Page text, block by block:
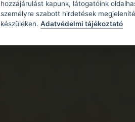
hozzájárulást kapunk, látogatóink
személyre szabott hirdetések
készüléken. Adatvédelmi tájékoztató